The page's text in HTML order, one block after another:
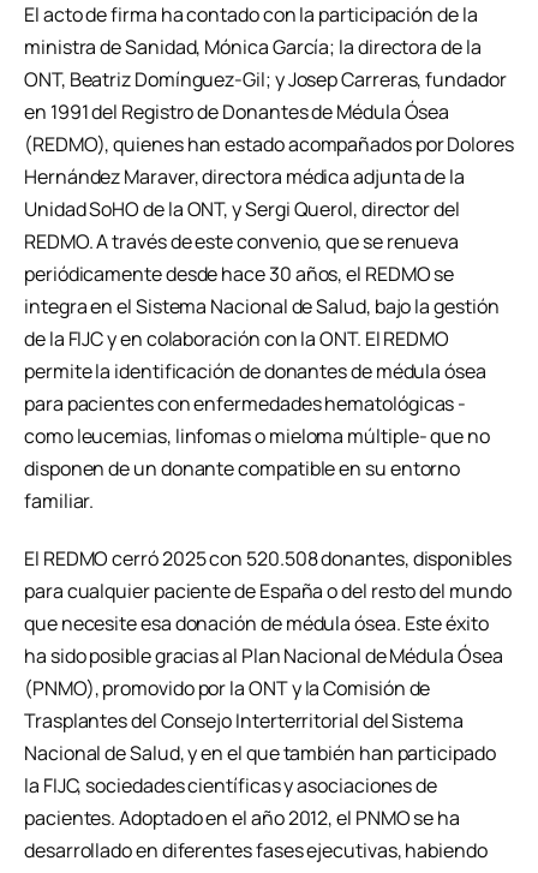
El acto de firma ha contado con la participación de la
ministra de Sanidad, Mónica García; la directora de la
ONT, Beatriz Domínguez-Gil; y Josep Carreras, fundador
en 1991 del Registro de Donantes de Médula Ósea
(REDMO), quienes han estado acompañados por Dolores
Hernández Maraver, directora médica adjunta de la
Unidad SoHO de la ONT, y Sergi Querol, director del
REDMO. A través de este convenio, que se renueva
periódicamente desde hace 30 años, el REDMO se
integra en el Sistema Nacional de Salud, bajo la gestión
de la FIJC y en colaboración con la ONT. El REDMO
permite la identificación de donantes de médula ósea
para pacientes con enfermedades hematológicas -
como leucemias, linfomas o mieloma múltiple- que no
disponen de un donante compatible en su entorno
familiar.
El REDMO cerró 2025 con 520.508 donantes, disponibles
para cualquier paciente de España o del resto del mundo
que necesite esa donación de médula ósea. Este éxito
ha sido posible gracias al Plan Nacional de Médula Ósea
(PNMO), promovido por la ONT y la Comisión de
Trasplantes del Consejo Interterritorial del Sistema
Nacional de Salud, y en el que también han participado
la FIJC, sociedades científicas y asociaciones de
pacientes. Adoptado en el año 2012, el PNMO se ha
desarrollado en diferentes fases ejecutivas, habiendo